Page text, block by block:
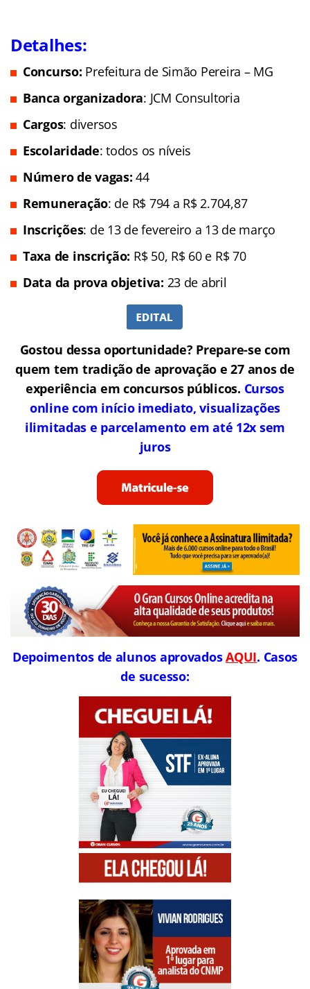
Detalhes:
Concurso: Prefeitura de Simão Pereira – MG
Banca organizadora: JCM Consultoria
Cargos: diversos
Escolaridade: todos os níveis
Número de vagas:44
Remuneração: de R$ 794 a R$ 2.704,87
Inscrições: de 13 de fevereiro a 13 de março
Taxa de inscrição: R$ 50, R$ 60 e R$ 70
Data da prova objetiva: 23 de abril
Gostou dessa oportunidade? Prepare-se com
quem tem tradição de aprovação e 27 anos de
experiência em concursos públicos. Cursos
online com início imediato, visualizações
ilimitadas e parcelamento em até 12x sem
juros
Depoimentos de alunos aprovadosAQUI. Casos
de sucesso: